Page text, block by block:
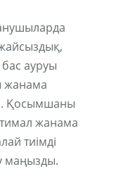
ауруы
жанама
Қосымшаны
жанама
тиімді
маңызды.